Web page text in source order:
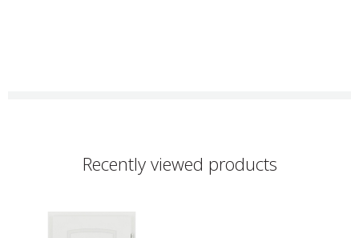
Recently viewed products